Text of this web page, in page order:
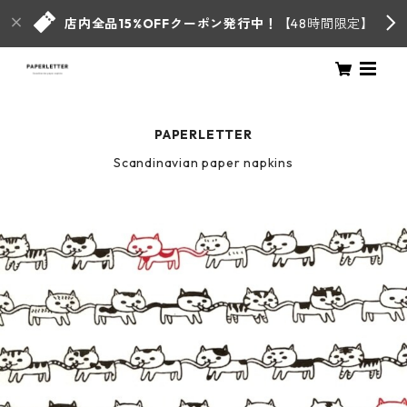
店内全品15%OFFクーポン発行中！ 【48時間限定】
PAPERLETTER
Scandinavian paper napkins